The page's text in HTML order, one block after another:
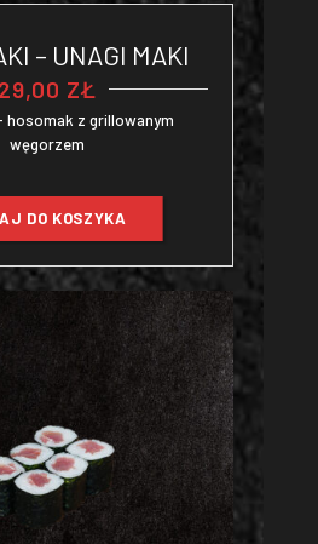
– UNAGI MAKI
29,00 ZŁ
hosomak z grillowanym
węgorzem
DO KOSZYKA